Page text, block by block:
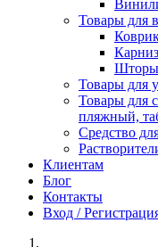
Товары для
Шторы
Товары для
Товары для
пляжный,
Средство
Клиентам
Блог
Контакты
Вход /